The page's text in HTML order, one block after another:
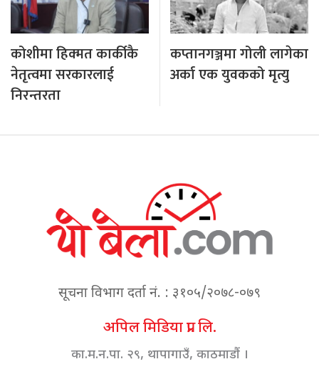
कोशीमा हिक्मत कार्कीकै
नेतृत्वमा सरकारलाई
निरन्तरता
कप्तानगञ्जमा गोली लागेका
अर्का एक युवकको मृत्यु
सूचना विभाग दर्ता नं. : ३१०५/२०७८-०७९
अपिल मिडिया प्रा. लि.
का.म.न.पा. २९, थापागाउँ, काठमाडौं ।